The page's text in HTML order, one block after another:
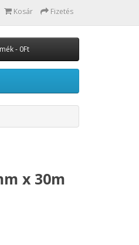
Kosár Fizetés
- 0Ft
x 30m